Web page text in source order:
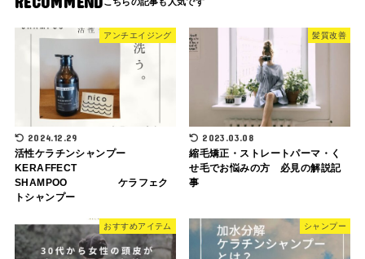
アンチエイジング
2024.12.29
活性ケラチンシャンプー
KERAFFECT
SHAMPOO ケラフェク
トシャンプー
髪質改善
2023.03.08
縮毛矯正・ストレートパーマ・く
せ毛でお悩みの方 必見の解説記
事
おすすめアイテム シャンプー